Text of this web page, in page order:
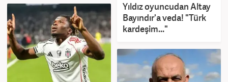
Yıldız oyuncudan Altay
Bayındır'a veda! "Türk
kardeşim..."